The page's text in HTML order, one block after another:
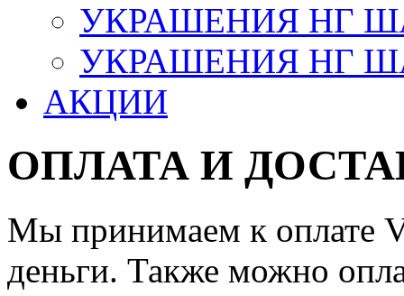
УКРАШЕНИЯ НГ
УКРАШЕНИЯ НГ
АКЦИИ
ОПЛАТА И
Мы принимаем к оплате
деньги. Также можно